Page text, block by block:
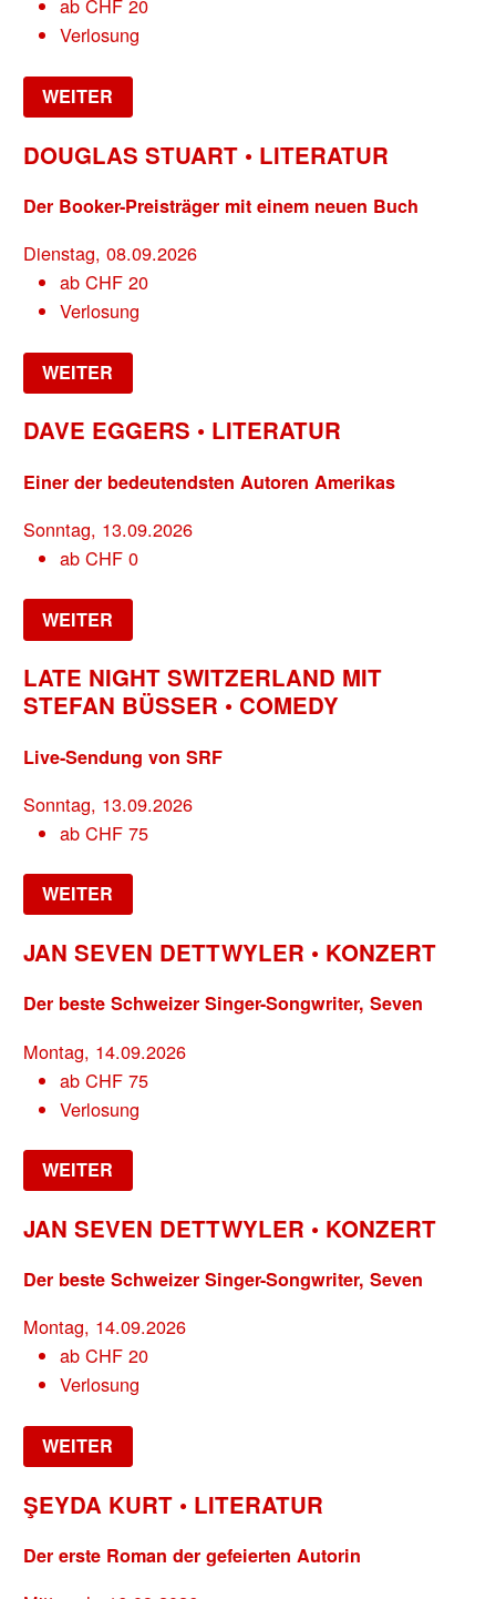
ab CHF20
Verlosung
WEITER
DOUGLAS STUART • LITERATUR
Der Booker-Preisträger mit einem neuen Buch
Dienstag, 08.09.2026
ab CHF20
Verlosung
WEITER
DAVE EGGERS • LITERATUR
Einer der bedeutendsten Autoren Amerikas
Sonntag, 13.09.2026
ab CHF0
WEITER
LATE NIGHT SWITZERLAND MIT
STEFAN BÜSSER • COMEDY
Live-Sendung von SRF
Sonntag, 13.09.2026
ab CHF75
WEITER
JAN SEVEN DETTWYLER • KONZERT
Der beste Schweizer Singer-Songwriter, Seven
Montag, 14.09.2026
ab CHF75
Verlosung
WEITER
JAN SEVEN DETTWYLER • KONZERT
Der beste Schweizer Singer-Songwriter, Seven
Montag, 14.09.2026
ab CHF20
Verlosung
WEITER
ŞEYDA KURT • LITERATUR
Der erste Roman der gefeierten Autorin